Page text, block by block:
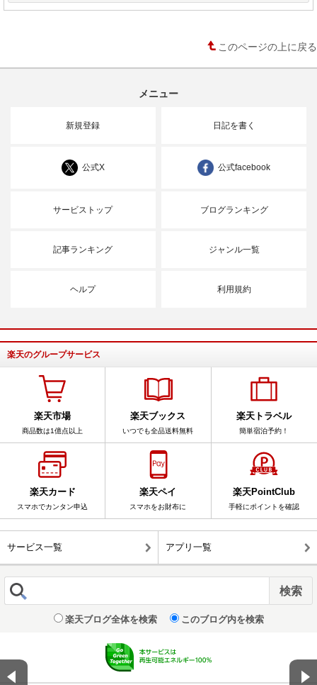
このページの上に戻る
メニュー
新規登録 日記を書く
公式X 公式facebook
サービストップ ブログランキング
記事ランキング ジャンル一覧
ヘルプ 利用規約
楽天のグループサービス
楽天市場
商品数は1億点以上
楽天ブックス
いつでも全品送料無料
楽天トラベル
簡単宿泊予約！
楽天カード
スマホでカンタン申込
楽天ペイ
スマホをお財布に
楽天PointClub
手軽にポイントを確認
サービス一覧 アプリ一覧
楽天ブログ全体を検索 このブログ内を検索